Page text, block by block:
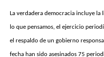
La verdadera democracia incluye
lo que pensamos, el ejercicio
el respaldo de un gobierno
fecha han sido asesinados 75